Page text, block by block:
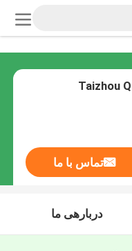
Taizhou
تماس با ما
دربارهی ما